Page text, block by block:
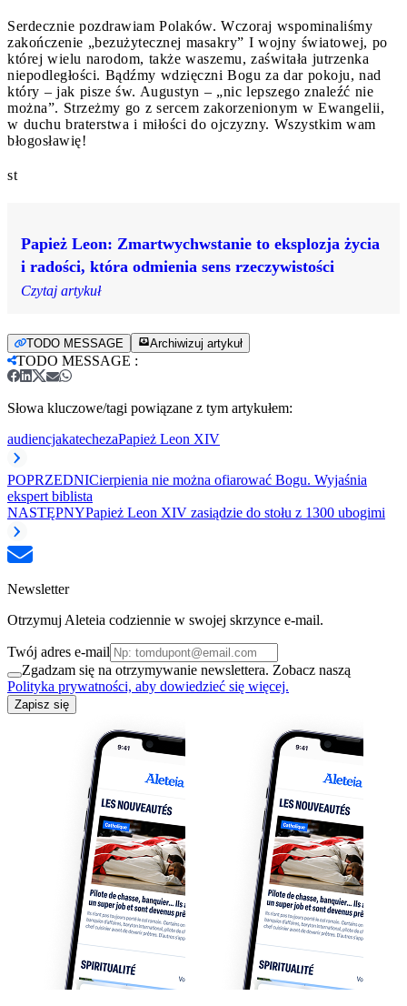
Serdecznie pozdrawiam Polaków. Wczoraj wspominaliśmy
zakończenie „bezużytecznej masakry” I wojny światowej, po
której wielu narodom, także waszemu, zaświtała jutrzenka
niepodległości. Bądźmy wdzięczni Bogu za dar pokoju, nad
który – jak pisze św. Augustyn – „nic lepszego znaleźć nie
można”. Strzeżmy go z sercem zakorzenionym w Ewangelii,
w duchu braterstwa i miłości do ojczyzny. Wszystkim wam
błogosławię!
st
Papież Leon: Zmartwychwstanie to eksplozja życia
i radości, która odmienia sens rzeczywistości
Czytaj artykuł
TODO MESSAGE Archiwizuj artykuł
TODO MESSAGE :
Słowa kluczowe/tagi powiązane z tym artykułem:
audiencjakatechezaPapież Leon XIV
POPRZEDNICierpienia nie można ofiarować Bogu. Wyjaśnia
ekspert biblista
NASTĘPNYPapież Leon XIV zasiądzie do stołu z 1300 ubogimi
Newsletter
Otrzymuj Aleteia codziennie w swojej skrzynce e-mail.
Twój adres e-mail
Zgadzam się na otrzymywanie newslettera. Zobacz naszą
Polityka prywatności, aby dowiedzieć się więcej.
Zapisz się